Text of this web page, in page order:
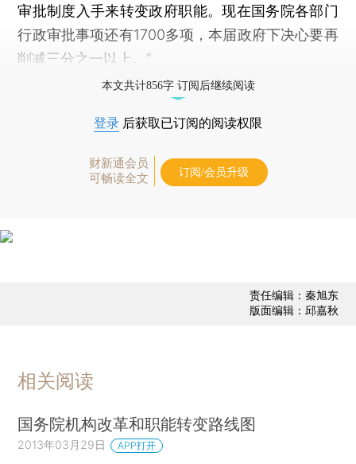
审批制度入手来转变政府职能。现在国务院各部门
行政审批事项还有1700多项，本届政府下决心要再
削减三分之一以上。”
本文共计856字 订阅后继续阅读
登录 后获取已订阅的阅读权限
财新通会员
可畅读全文
订阅/会员升级
责任编辑：秦旭东
版面编辑：邱嘉秋
相关阅读
国务院机构改革和职能转变路线图
2013年03月29日 APP打开